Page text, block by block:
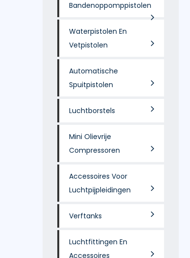
Bandenoppomppistolen
Waterpistolen En
Vetpistolen
Automatische
Spuitpistolen
Luchtborstels
Mini Olievrije
Compressoren
Accessoires Voor
Luchtpijpleidingen
Verftanks
Luchtfittingen En
Accessoires